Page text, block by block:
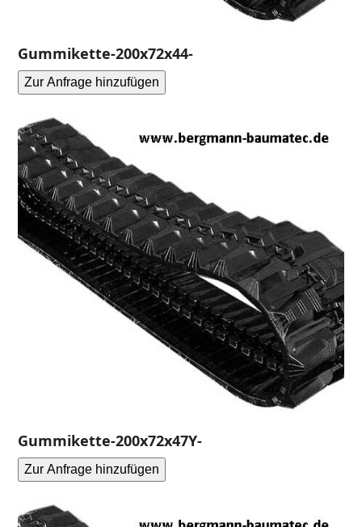
Gummikette-200x72x44-
Zur Anfrage hinzufügen
Gummikette-200x72x47Y-
Zur Anfrage hinzufügen